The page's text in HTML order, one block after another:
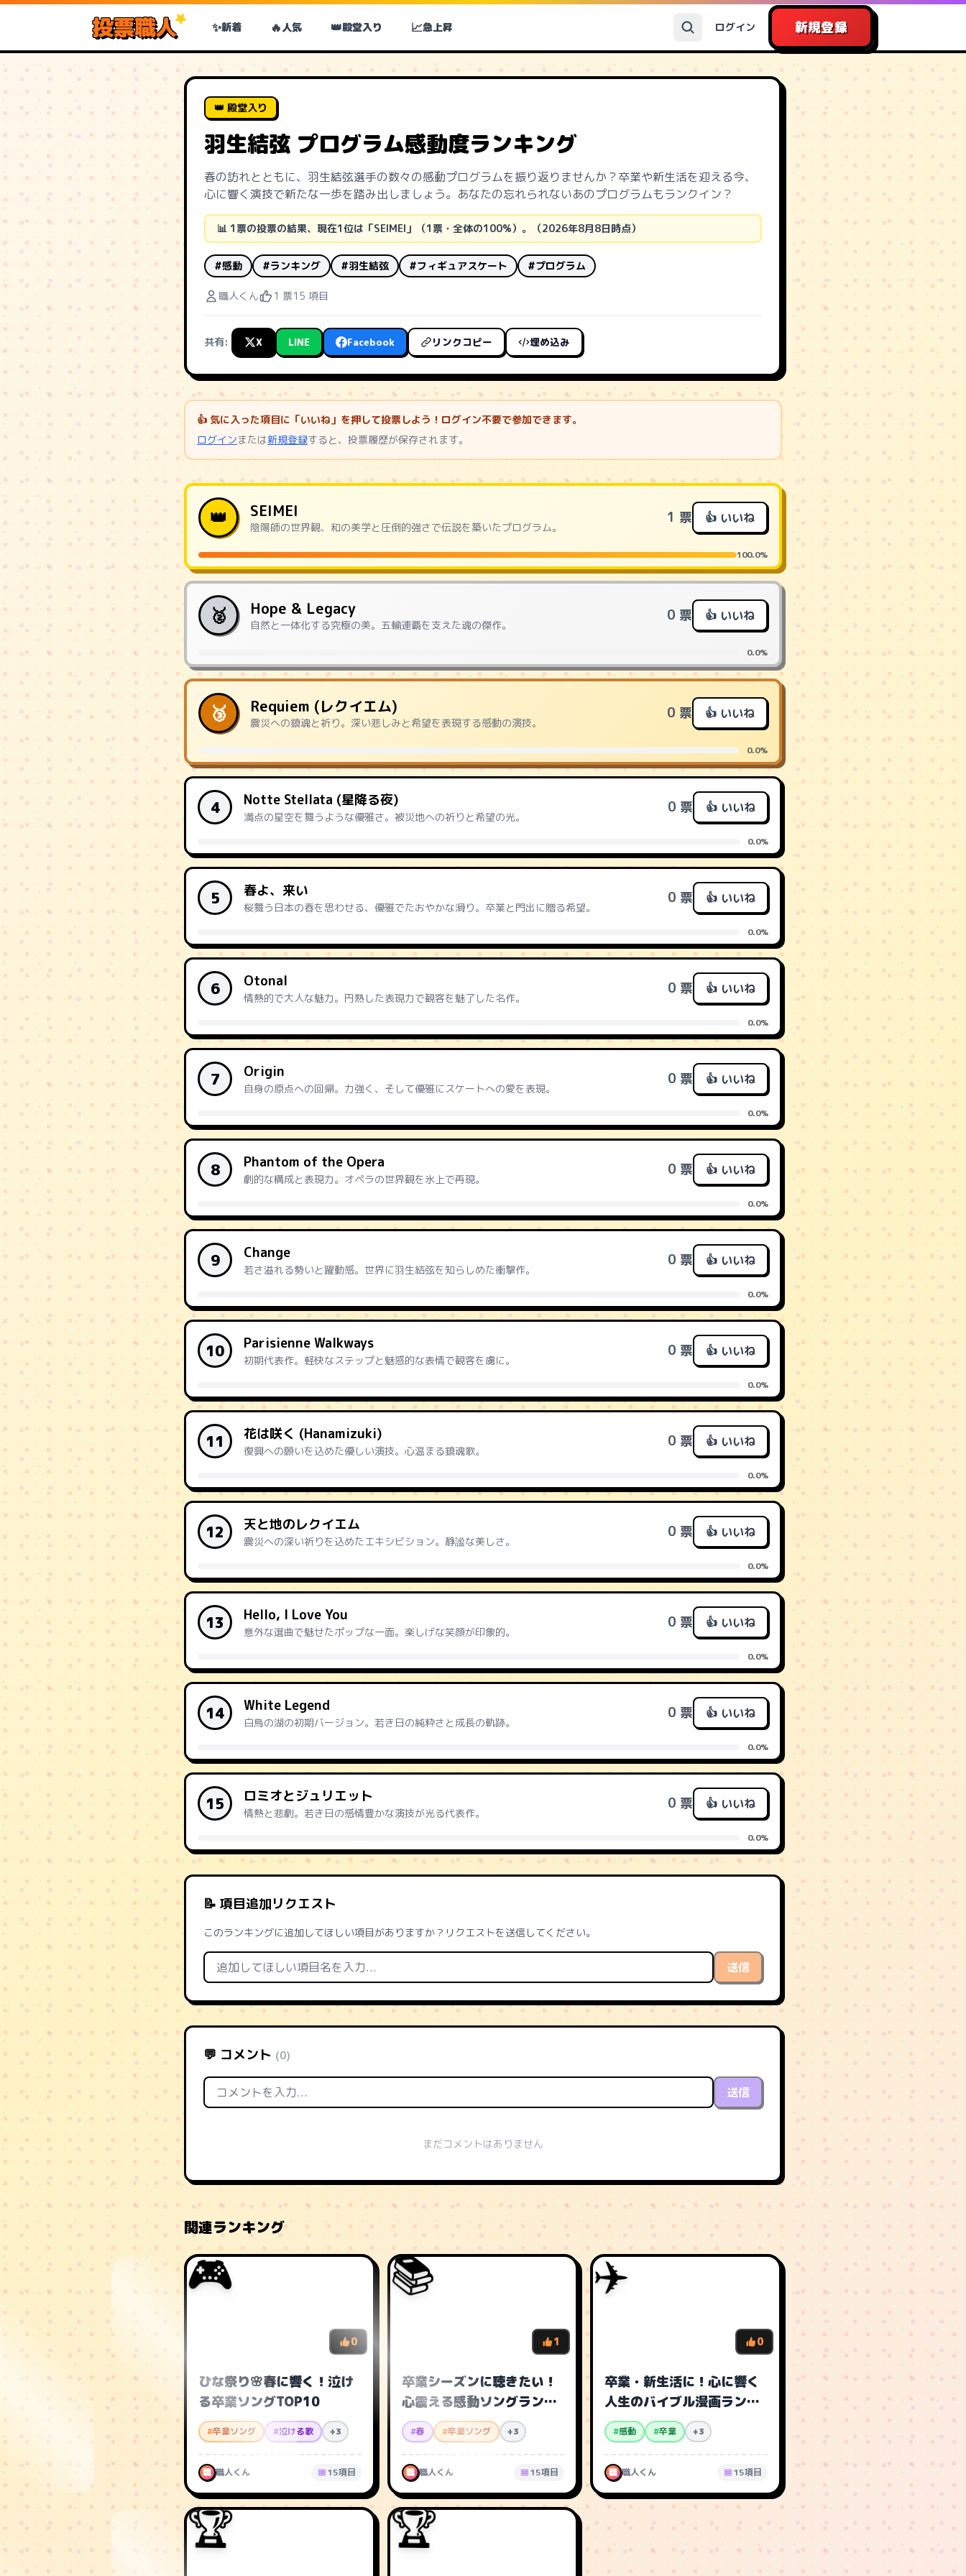
投票職人 ✨新着 🔥人気 👑殿堂入り 📈急上昇 ログイン 新規登録
👑 殿堂入り
羽生結弦 プログラム感動度ランキング
春の訪れとともに、羽生結弦選手の数々の感動プログラムを振り返りませんか？卒業や新生活を迎える今、
心に響く演技で新たな一歩を踏み出しましょう。あなたの忘れられないあのプログラムもランクイン？
📊 1票の投票の結果、現在1位は「SEIMEI」（1票・全体の100%）。（2026年8月8日時点）
#感動 #ランキング #羽生結弦 #フィギュアスケート #プログラム
職人くん 1 票15 項目
共有: X LINE Facebook リンクコピー 埋め込み
👍 気に入った項目に「いいね」を押して投票しよう！ログイン不要で参加できます。
ログインまたは新規登録すると、投票履歴が保存されます。
👑 SEIMEI
陰陽師の世界観、和の美学と圧倒的強さで伝説を築いたプログラム。
1 票 👍 いいね
100.0%
🥈 Hope & Legacy
自然と一体化する究極の美。五輪連覇を支えた魂の傑作。
0 票 👍 いいね
0.0%
🥉 Requiem (レクイエム)
震災への鎮魂と祈り。深い悲しみと希望を表現する感動の演技。
0 票 👍 いいね
0.0%
4 Notte Stellata (星降る夜)
満点の星空を舞うような優雅さ。被災地への祈りと希望の光。
0 票 👍 いいね
0.0%
5 春よ、来い
桜舞う日本の春を思わせる、優雅でたおやかな滑り。卒業と門出に贈る希望。
0 票 👍 いいね
0.0%
6 Otonal
情熱的で大人な魅力。円熟した表現力で観客を魅了した名作。
0 票 👍 いいね
0.0%
7 Origin
自身の原点への回帰。力強く、そして優雅にスケートへの愛を表現。
0 票 👍 いいね
0.0%
8 Phantom of the Opera
劇的な構成と表現力。オペラの世界観を氷上で再現。
0 票 👍 いいね
0.0%
9 Change
若さ溢れる勢いと躍動感。世界に羽生結弦を知らしめた衝撃作。
0 票 👍 いいね
0.0%
10 Parisienne Walkways
初期代表作。軽快なステップと魅惑的な表情で観客を虜に。
0 票 👍 いいね
0.0%
11 花は咲く (Hanamizuki)
復興への願いを込めた優しい演技。心温まる鎮魂歌。
0 票 👍 いいね
0.0%
12 天と地のレクイエム
震災への深い祈りを込めたエキシビション。静謐な美しさ。
0 票 👍 いいね
0.0%
13 Hello, I Love You
意外な選曲で魅せたポップな一面。楽しげな笑顔が印象的。
0 票 👍 いいね
0.0%
14 White Legend
白鳥の湖の初期バージョン。若き日の純粋さと成長の軌跡。
0 票 👍 いいね
0.0%
15 ロミオとジュリエット
情熱と悲劇。若き日の感情豊かな演技が光る代表作。
0 票 👍 いいね
0.0%
📝 項目追加リクエスト
このランキングに追加してほしい項目がありますか？リクエストを送信してください。
送信
💬 コメント (0)
送信
まだコメントはありません
関連ランキング
🎮
0
ひな祭り🌸春に響く！泣け
る卒業ソングTOP10
#卒業ソング #泣ける歌 +3
職 職人くん 15項目
📚
1
卒業シーズンに聴きたい！
心震える感動ソングランキ
ング
#春 #卒業ソング +3
職 職人くん 15項目
✈️
0
卒業・新生活に！心に響く
人生のバイブル漫画ランキ
ング
#感動 #卒業 +3
職 職人くん 15項目
🏆 🏆